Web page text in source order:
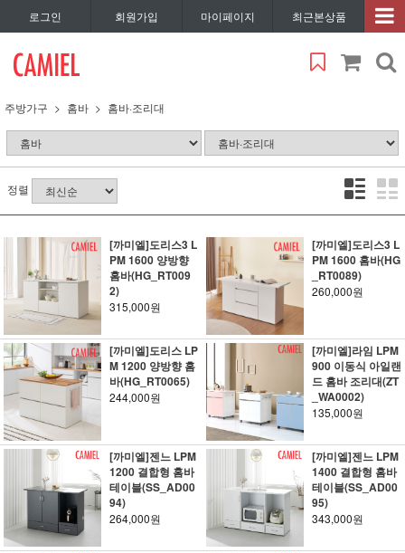
로그인 회원가입 마이페이지 최근본상품
주방가구 홈바 홈바·조리대
정렬
[까미엘]도리스3 L
PM 1600 양방향
홈바(HG_RT009
2)
315,000원
[까미엘]도리스3 L
PM 1600 홈바(HG
_RT0089)
260,000원
[까미엘]도리스 LP
M 1200 양방향 홈
바(HG_RT0065)
244,000원
[까미엘]라임 LPM
900 이동식 아일랜
드 홈바 조리대(ZT
_WA0002)
135,000원
[까미엘]젠느 LPM
1200 결합형 홈바
테이블(SS_AD00
94)
264,000원
[까미엘]젠느 LPM
1400 결합형 홈바
테이블(SS_AD00
95)
343,000원